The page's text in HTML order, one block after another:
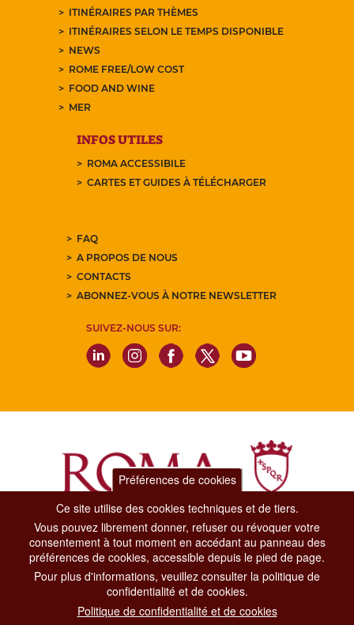
ITINÉRAIRES PAR THÈMES
ITINÉRAIRES SELON LE TEMPS DISPONIBLE
NEWS
ROME FREE/LOW COST
FOOD AND WINE
MER
INFOS UTILES
ROMA ACCESSIBILE
CARTES ET GUIDES À TÉLÉCHARGER
FAQ
A PROPOS DE NOUS
CONTACTS
ABONNEZ-VOUS À NOTRE NEWSLETTER
SUIVEZ-NOUS SUR:
Dipartimento Grandi Eventi, Sport, Turismo e Moda.
Via di San Basilio, 51
00187 Roma
CONTACT CENTER TEL. 06 06 08
CONTATTA LA REDAZIONE
Préférences de cookies
Ce site utilise des cookies techniques et de tiers.
Vous pouvez librement donner, refuser ou révoquer votre
consentement à tout moment en accédant au panneau des
préférences de cookies, accessible depuis le pied de page.
Pour plus d'informations, veuillez consulter la politique de
confidentialité et de cookies.
Politique de confidentialité et de cookies